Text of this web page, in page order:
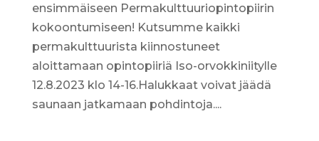
ensimmäiseen Permakulttuuriopintopiirin
kokoontumiseen! Kutsumme kaikki
permakulttuurista kiinnostuneet
aloittamaan opintopiiriä Iso-orvokkiniitylle
12.8.2023 klo 14-16.Halukkaat voivat jäädä
saunaan jatkamaan pohdintoja....